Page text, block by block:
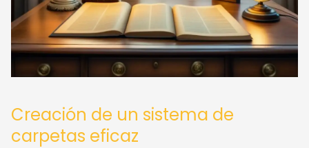
Creación de un sistema de
carpetas eficaz